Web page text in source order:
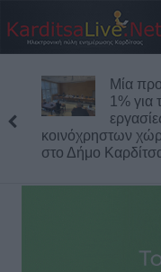
Μία
1% για
κοινόχρηστων
στο Δήμο